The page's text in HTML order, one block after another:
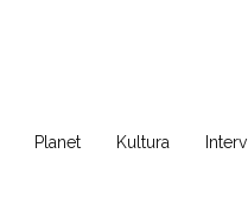
Planet Kultura